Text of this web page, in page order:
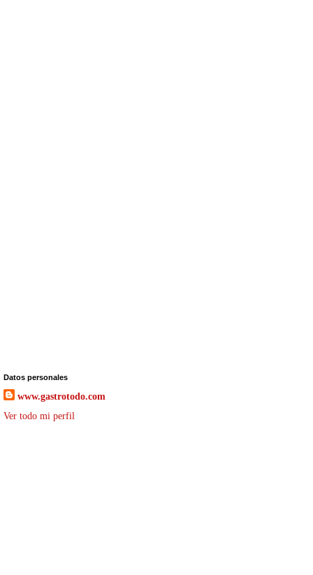
Datos personales
www.gastrotodo.com
Ver todo mi perfil